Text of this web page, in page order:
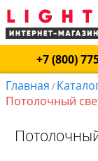
+7 (800)
Главная /
Потолочный